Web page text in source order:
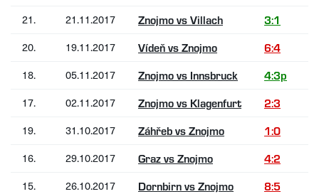
21.
21.11.2017 Znojmo vs Villach 3:1
20.
19.11.2017 Vídeň vs Znojmo 6:4
18.
05.11.2017 Znojmo vs Innsbruck 4:3p
17.
02.11.2017 Znojmo vs Klagenfurt 2:3
19.
31.10.2017 Záhřeb vs Znojmo 1:0
16.
29.10.2017 Graz vs Znojmo 4:2
15.
26.10.2017 Dornbirn vs Znojmo 8:5